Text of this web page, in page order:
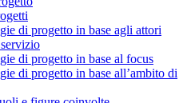
di progetto in base agli attori
di progetto in base al focus
di progetto in base all’ambito di